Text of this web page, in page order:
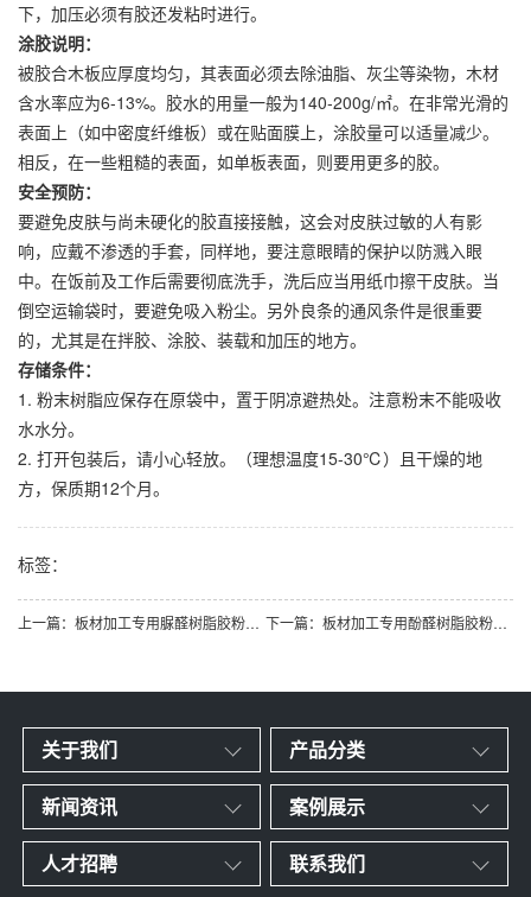
下，加压必须有胶还发粘时进行。
涂胶说明：
被胶合木板应厚度均匀，其表面必须去除油脂、灰尘等染物，木材
含水率应为6-13%。胶水的用量一般为140‐200g/㎡。在非常光滑的
表面上（如中密度纤维板）或在贴面膜上，涂胶量可以适量减少。
相反，在一些粗糙的表面，如单板表面，则要用更多的胶。
安全预防：
要避免皮肤与尚未硬化的胶直接接触，这会对皮肤过敏的人有影
响，应戴不渗透的手套，同样地，要注意眼睛的保护以防溅入眼
中。在饭前及工作后需要彻底洗手，洗后应当用纸巾擦干皮肤。当
倒空运输袋时，要避免吸入粉尘。另外良条的通风条件是很重要
的，尤其是在拌胶、涂胶、装载和加压的地方。
存储条件：
1. 粉末树脂应保存在原袋中，置于阴凉避热处。注意粉末不能吸收
水水分。
2. 打开包装后，请小心轻放。（理想温度15-30℃）且干燥的地
方，保质期12个月。
标签：
上一篇：板材加工专用脲醛树脂胶粉国外专用 下一篇：板材加工专用酚醛树脂胶粉国外专用
关于我们 产品分类
新闻资讯 案例展示
人才招聘 联系我们